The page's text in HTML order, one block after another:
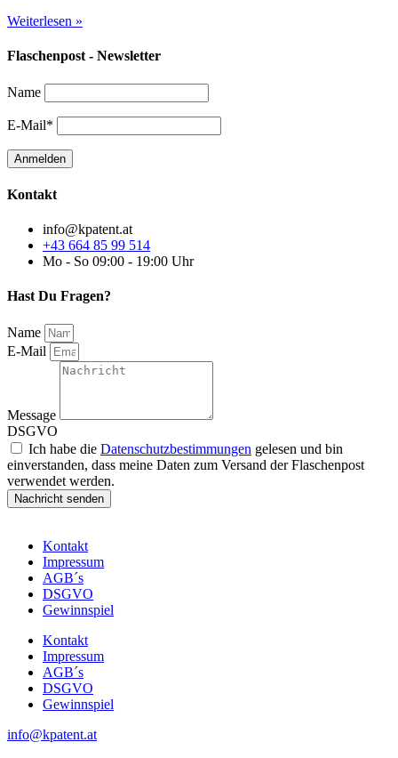
Weiterlesen »
Flaschenpost - Newsletter
Name
E-Mail*
Kontakt
info@kpatent.at
+43 664 85 99 514
Mo - So 09:00 - 19:00 Uhr
Hast Du Fragen?
Name
E-Mail
Message
DSGVO
Ich habe die Datenschutzbestimmungen gelesen und bin
einverstanden, dass meine Daten zum Versand der Flaschenpost
verwendet werden.
Nachricht senden
Kontakt
Impressum
AGB´s
DSGVO
Gewinnspiel
Kontakt
Impressum
AGB´s
DSGVO
Gewinnspiel
info@kpatent.at